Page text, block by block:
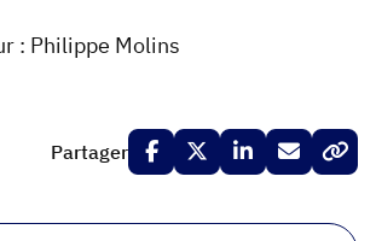
: Philippe Molins
Partager